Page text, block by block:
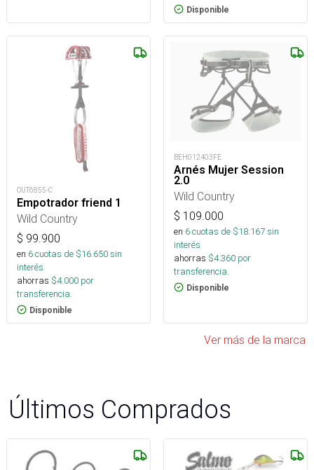
Disponible
OUT6855-C
Empotrador friend 1
Wild Country
$ 99.900
en 6cuotas de $16.650sin
interés
ahorras $4.000 por
transferencia.
Disponible
BEH012403FE
Arnés Mujer Session
2.0
Wild Country
$ 109.000
en 6cuotas de $18.167sin
interés
ahorras $4.360 por
transferencia.
Disponible
Ver más de la marca
Últimos Comprados